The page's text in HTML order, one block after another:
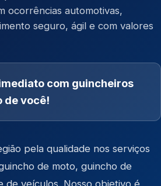
ocorrências automotivas,
seguro, ágil e com valores
com guincheiros
de você!
pela qualidade nos serviços
de moto, guincho de
de veículos . Nosso objetivo é